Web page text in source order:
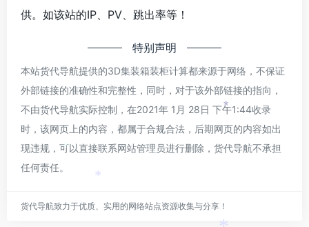
供。如该站的IP、PV、跳出率等！
特别声明
本站货代导航提供的3D集装箱装柜计算都来源于网络，不保证
外部链接的准确性和完整性，同时，对于该外部链接的指向，
不由货代导航实际控制，在2021年 1月 28日 下午1:44收录
时，该网页上的内容，都属于合规合法，后期网页的内容如出
现违规，可以直接联系网站管理员进行删除，货代导航不承担
任何责任。
货代导航致力于优质、实用的网络站点资源收集与分享！
*